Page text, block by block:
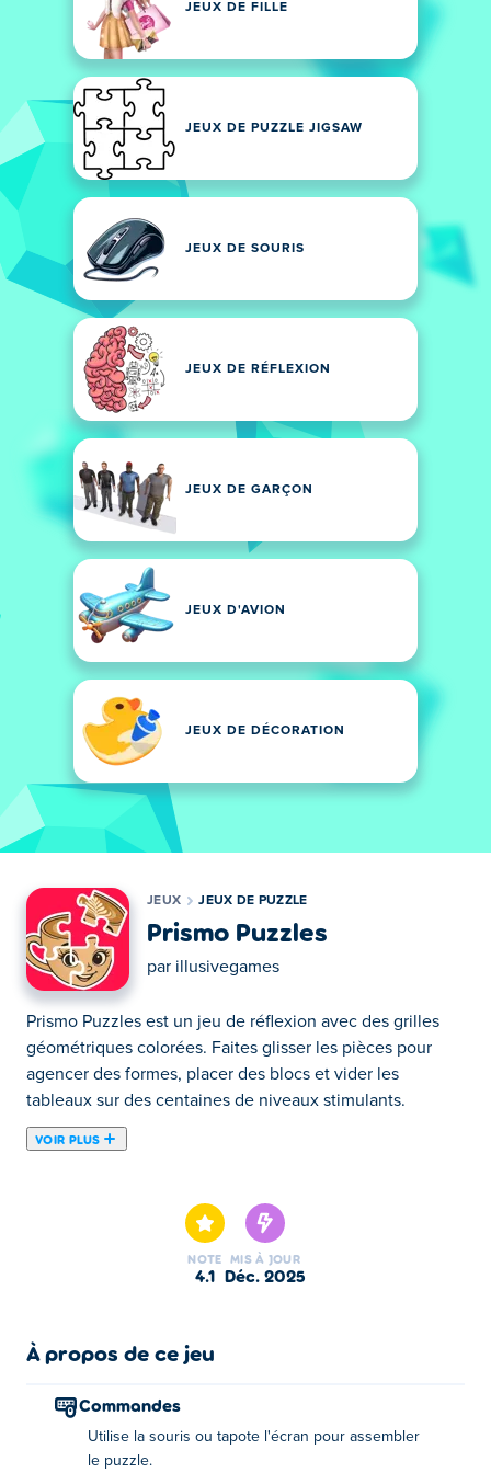
JEUX DE FILLE
JEUX DE PUZZLE JIGSAW
JEUX DE SOURIS
JEUX DE RÉFLEXION
JEUX DE GARÇON
JEUX D'AVION
JEUX DE DÉCORATION
JEUX JEUX DE PUZZLE
Prismo Puzzles
par illusivegames
Prismo Puzzles est un jeu de réflexion avec des grilles
géométriques colorées. Faites glisser les pièces pour
agencer des formes, placer des blocs et vider les
tableaux sur des centaines de niveaux stimulants.
VOIR PLUS
d'objets et de formes. Explorez une multitude de puzzles
différents, chacun offrant son propre défi unique et des
visuels vibrants. Avec 8 packs différents de puzzles à
plonger et à reconstituer votre prochain chef-d’œuvre ?
Comment jouer à Prismo Puzzles ?
Utilisez la souris ou appuyez sur l'écran pour assembler
le puzzle !
NOTE
4.1
MIS À JOUR
déc. 2025
À propos de ce jeu
Commandes
Utilise la souris ou tapote l'écran pour assembler
le puzzle.